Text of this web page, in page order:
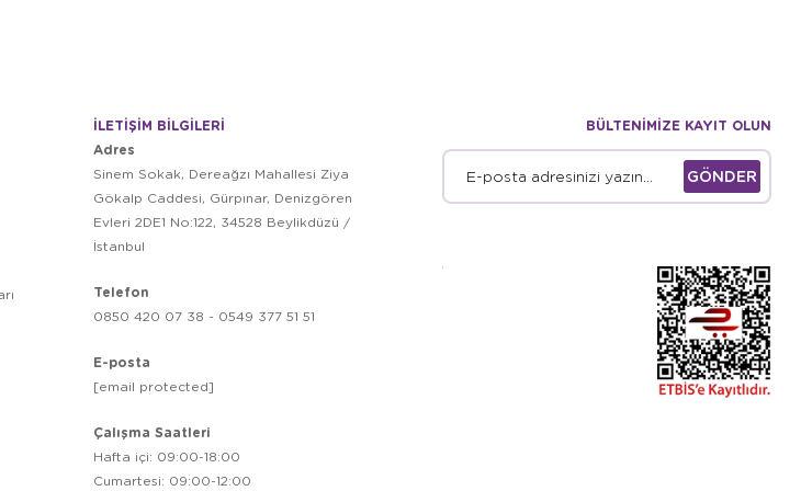
İLETİŞİM BİLGİLERİ
Adres
Sinem Sokak, Dereağzı Mahallesi Ziya
Gökalp Caddesi, Gürpınar, Denizgören
Evleri 2DE1 No:122, 34528 Beylikdüzü /
İstanbul
Telefon
0850 420 07 38 - 0549 377 51 51
E-posta
[email protected]
Çalışma Saatleri
Hafta içi: 09:00-18:00
Cumartesi: 09:00-12:00
BÜLTENİMİZE KAYIT OLUN
GÖNDER